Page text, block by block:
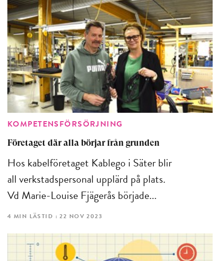
KOMPETENSFÖRSÖRJNING
Företaget där alla börjar från grunden
Hos kabelföretaget Kablego i Säter blir
all verkstadspersonal upplärd på plats.
Vd Marie-Louise Fjägerås började...
4 MIN LÄSTID : 22 NOV 2023